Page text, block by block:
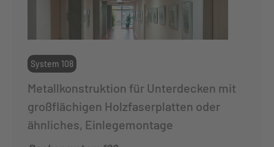
System 108
Metallkonstruktion für Unterdecken mit
großflächigen Holzfaserplatten oder
ähnliches, Einlegemontage